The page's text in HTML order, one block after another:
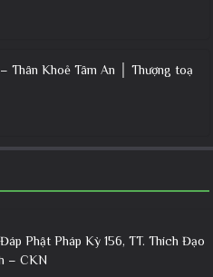
Thân Khoẻ Tâm An │ Thượng toạ
Phật Pháp Kỳ 156, TT. Thích Đạo
– CKN